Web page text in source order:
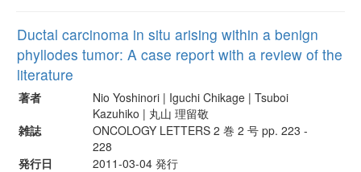
Ductal carcinoma in situ arising within a benign
phyllodes tumor: A case report with a review of the
literature
著者
Nio Yoshinori | Iguchi Chikage | Tsuboi
Kazuhiko | 丸山 理留敬
雑誌
ONCOLOGY LETTERS 2 巻 2 号 pp. 223 -
228
発行日
2011-03-04 発行